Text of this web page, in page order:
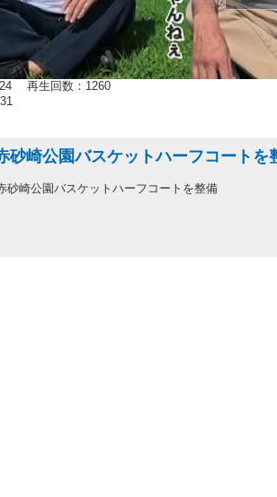
再生回数：1260
砂崎公園バスケットハーフコートを
砂崎公園バスケットハーフコートを整備